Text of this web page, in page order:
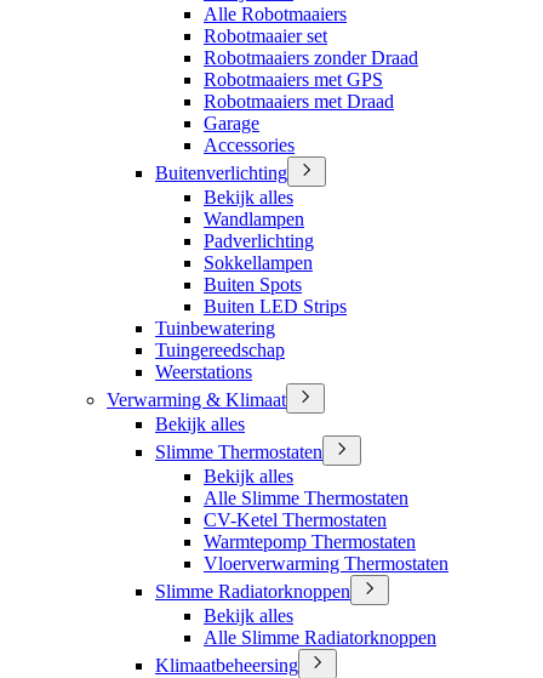
Alle Robotmaaiers
Robotmaaier set
Robotmaaiers zonder Draad
Robotmaaiers met GPS
Robotmaaiers met Draad
Garage
Accessories
Buitenverlichting
Bekijk alles
Wandlampen
Padverlichting
Sokkellampen
Buiten Spots
Buiten LED Strips
Tuinbewatering
Tuingereedschap
Weerstations
Verwarming & Klimaat
Bekijk alles
Slimme Thermostaten
Bekijk alles
Alle Slimme Thermostaten
CV-Ketel Thermostaten
Warmtepomp Thermostaten
Vloerverwarming Thermostaten
Slimme Radiatorknoppen
Bekijk alles
Alle Slimme Radiatorknoppen
Klimaatbeheersing